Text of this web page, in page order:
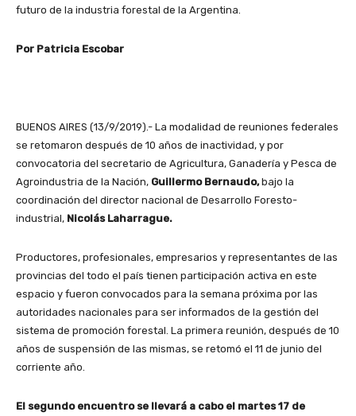
futuro de la industria forestal de la Argentina.
Por Patricia Escobar
BUENOS AIRES (13/9/2019).- La modalidad de reuniones federales
se retomaron después de 10 años de inactividad, y por
convocatoria del secretario de Agricultura, Ganadería y Pesca de
Agroindustria de la Nación, Guillermo Bernaudo,bajo la
coordinación del director nacional de Desarrollo Foresto-
industrial, Nicolás Laharrague.
Productores, profesionales, empresarios y representantes de las
provincias del todo el país tienen participación activa en este
espacio y fueron convocados para la semana próxima por las
autoridades nacionales para ser informados de la gestión del
sistema de promoción forestal. La primera reunión, después de 10
años de suspensión de las mismas, se retomó el 11 de junio del
corriente año.
El segundo encuentro se llevará a cabo el martes 17 de